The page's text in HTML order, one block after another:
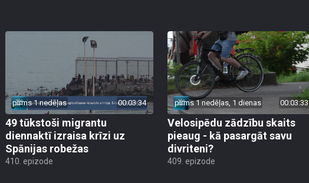
pirms 1 nedēļas 00:03:34
49 tūkstoši migrantu
diennaktī izraisa krīzi uz
Spānijas robežas
410. epizode
pirms 1 nedēļas, 1 dienas 00:03:33
Velosipēdu zādzību skaits
pieaug - kā pasargāt savu
divriteni?
409. epizode